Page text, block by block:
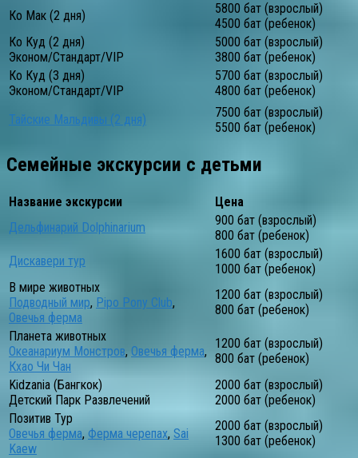
Ко Мак (2 дня)
5800 бат (взрослый)
4500 бат (ребенок)
Ко Куд (2 дня)
Эконом/Стандарт/VIP
5000 бат (взрослый)
3800 бат (ребенок)
Ко Куд (3 дня)
Эконом/Стандарт/VIP
5700 бат (взрослый)
4800 бат (ребенок)
Тайские Мальдивы (2 дня)
7500 бат (взрослый)
5500 бат (ребенок)
Семейные экскурсии с детьми
Название экскурсии
Цена
Дельфинарий Dolphinarium
900 бат (взрослый)
800 бат (ребенок)
Дискавери тур
1600 бат (взрослый)
1000 бат (ребенок)
В мире животных
Подводный мир, Pipo Pony Club,
Овечья ферма
1200 бат (взрослый)
800 бат (ребенок)
Планета животных
Океанариум Монстров, Овечья ферма,
Кхао Чи Чан
1200 бат (взрослый)
800 бат (ребенок)
Kidzania (Бангкок)
Детский Парк Развлечений
2000 бат (взрослый)
2000 бат (ребенок)
Позитив Тур
Овечья ферма, Ферма черепах, Sai
Kaew
2000 бат (взрослый)
1300 бат (ребенок)